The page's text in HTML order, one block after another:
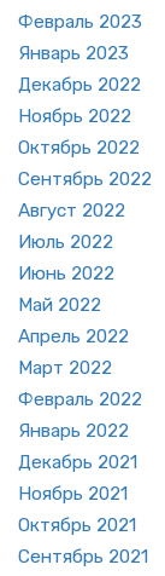
Фев­раль 2023
Ян­варь 2023
Де­кабрь 2022
Но­ябрь 2022
Ок­тябрь 2022
Сен­тябрь 2022
Ав­густ 2022
Июль 2022
Июнь 2022
Май 2022
Ап­рель 2022
Март 2022
Фев­раль 2022
Ян­варь 2022
Де­кабрь 2021
Но­ябрь 2021
Ок­тябрь 2021
Сен­тябрь 2021